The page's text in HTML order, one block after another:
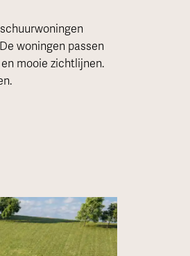
woningen passen
mooie zichtlijnen.